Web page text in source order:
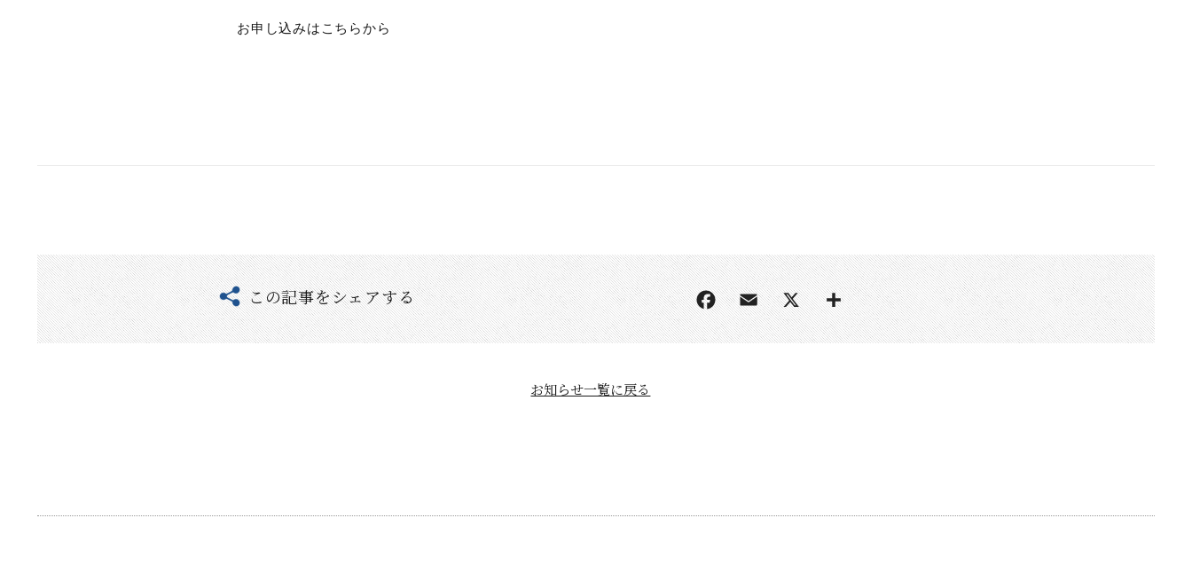
お申し込みはこちらから
この記事をシェアする
お知らせ一覧に戻る